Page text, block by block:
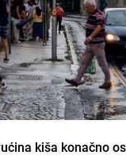
kiša konačno